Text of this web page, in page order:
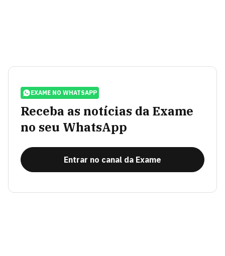
EXAME NO WHATSAPP
Receba as notícias da Exame
no seu WhatsApp
Entrar no canal da Exame